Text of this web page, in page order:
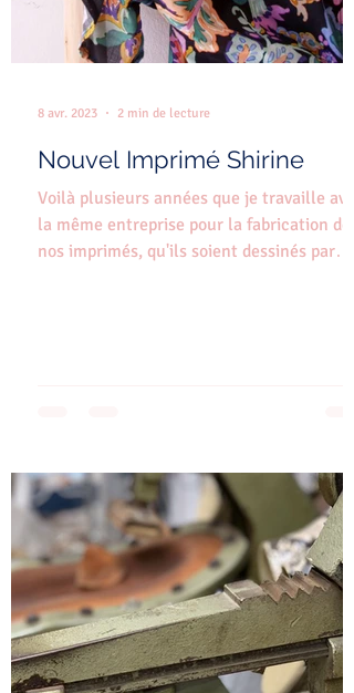
Nouvel Imprimé Shirine
Voilà plusieurs années que je travaille avec
la même entreprise pour la fabrication de
nos imprimés, qu'ils soient dessinés par
8 avr. 2023 2 min de lecture